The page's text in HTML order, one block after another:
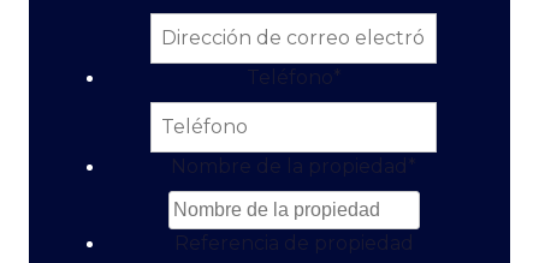
Teléfono *
Nombre de la propiedad *
Referencia de propiedad